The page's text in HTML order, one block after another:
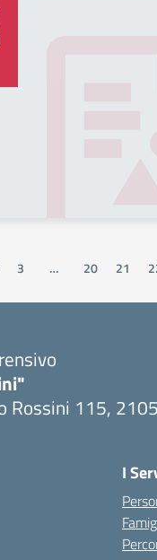
3 … 20 21
Rossini 115,
I